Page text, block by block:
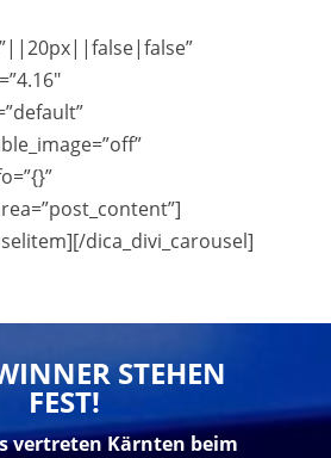
dica_divi_carousel]
STEHEN
FEST!
vertreten Kärnten beim